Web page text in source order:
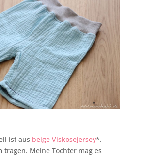
ist aus beige Viskosejersey*.
tragen. Meine Tochter mag es